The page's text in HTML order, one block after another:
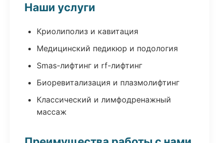
Наши услуги
Криолиполиз и кавитация
Медицинский педикюр и подология
Smas-лифтинг и rf-лифтинг
Биоревитализация и плазмолифтинг
Классический и лимфодренажный
массаж